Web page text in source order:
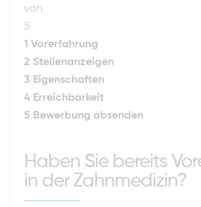
von
5
1 Vorerfahrung
2 Stellenanzeigen
3 Eigenschaften
4 Erreichbarkeit
5 Bewerbung absenden
Haben Sie bereits
in der Zahnmedizin?